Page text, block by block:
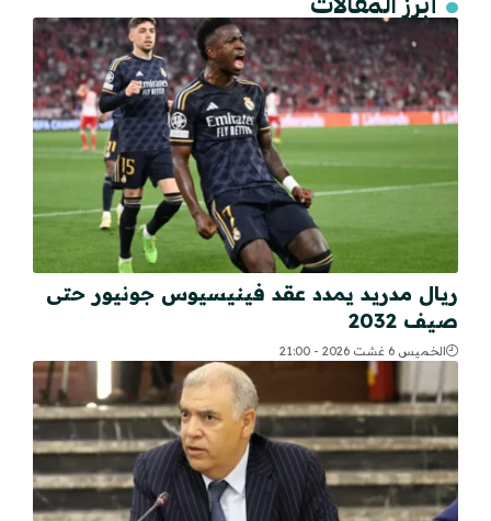
ريال مدريد يمدد عقد فينيسيوس جونيور حتى
صيف 2032
الخميس 6 غشت 2026 - 21:00